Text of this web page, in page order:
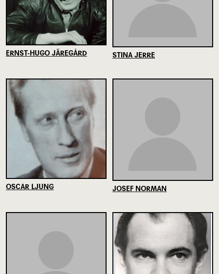
ERNST-HUGO JÄREGÅRD STINA JERRE
OSCAR LJUNG JOSEF NORMAN